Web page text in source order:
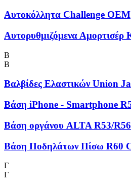
Αυτοκόλλητα Challenge OEM
Αυτορυθμιζόμενα Αμορτισέρ
Β
Β
Βαλβίδες Ελαστικών Union
Βάση iPhone - Smartphone
Βάση οργάνου ALTA R53/R56
Βάση Ποδηλάτων Πίσω R60
Γ
Γ